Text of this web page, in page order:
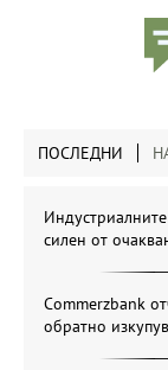
ПОСЛЕДНИ
силен от
Commerzbank
обратно